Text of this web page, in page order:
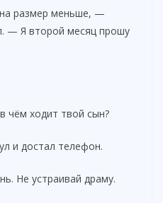
размер меньше, —
— Я второй месяц прошу
чём ходит твой сын?
и достал телефон.
Не устраивай драму.